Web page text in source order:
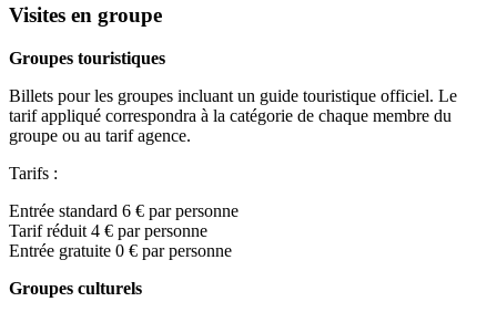
Visites en groupe
Groupes touristiques
Billets pour les groupes incluant un guide touristique officiel. Le
tarif appliqué correspondra à la catégorie de chaque membre du
groupe ou au tarif agence.
Tarifs :
Entrée standard 6 € par personne
Tarif réduit 4 € par personne
Entrée gratuite 0 € par personne
Groupes culturels